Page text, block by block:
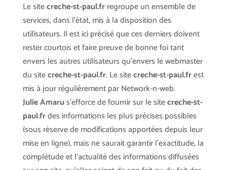
Le sitecreche-st-paul.frregroupe un ensemble de
services, dans l’état, mis à la disposition des
utilisateurs. Il est ici précisé que ces derniers doivent
rester courtois et faire preuve de bonne foi tant
envers les autres utilisateurs qu’envers le webmaster
du sitecreche-st-paul.fr. Le sitecreche-st-paul.frest
mis à jour régulièrement par Network-n-web.
Julie Amarus’efforce de fournir sur le sitecreche-st-
paul.frdes informations les plus précises possibles
(sous réserve de modifications apportées depuis leur
mise en ligne), mais ne saurait garantir l’exactitude, la
complétude et l’actualité des informations diffusées